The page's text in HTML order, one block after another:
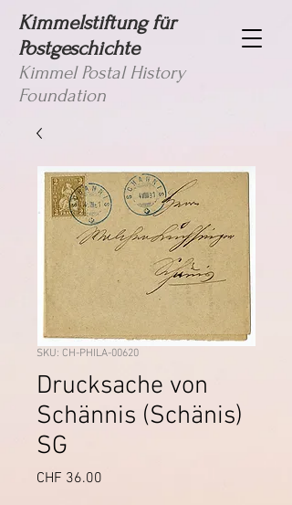
Kimmelstiftung für
Postgeschichte
Kimmel Postal History
Foundation
SKU: CH-PHILA-00620
Drucksache von
Schännis (Schänis)
SG
CHF 36.00